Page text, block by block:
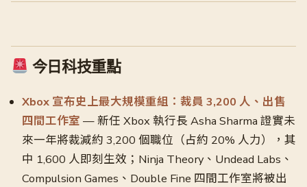
今日科技重點
Xbox 宣布史上最大規模重組：裁員 3,200 人、出售
四間工作室 — 新任 Xbox 執行長 Asha Sharma 證實未
來一年將裁減約 3,200 個職位（占約 20% 人力），其
中 1,600 人即刻生效；Ninja Theory、Undead Labs、
Compulsion Games、Double Fine 四間工作室將被出